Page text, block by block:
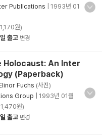
Publications
1993년 01
원)
출고 변경
Holocaust: An Inter
(Paperback)
Fuchs (사진)
Group
1993년 01월
원)
출고 변경